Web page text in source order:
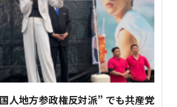
人地方参政権反対派” でも共産党